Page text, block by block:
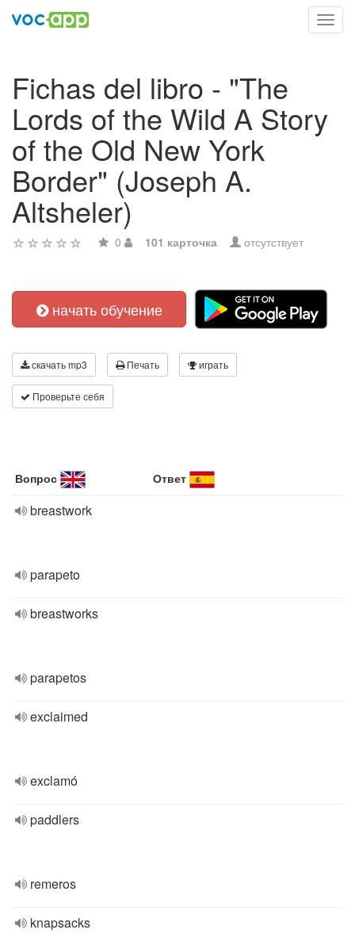
Fichas del libro - "The
Lords of the Wild A Story
of the Old New York
Border" (Joseph A.
Altsheler)
0 101 карточка отсутствует
начать обучение
скачать mp3 Печать играть
Проверьте себя
Вопрос Ответ
breastwork
parapeto
breastworks
parapetos
exclaimed
exclamó
paddlers
remeros
knapsacks